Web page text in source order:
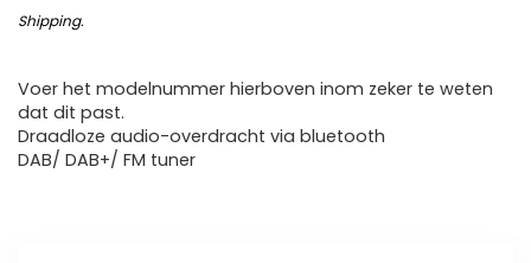
Shipping.
Voer het modelnummer hierboven inom zeker te weten
dat dit past.
Draadloze audio-overdracht via bluetooth
DAB/ DAB+/ FM tuner